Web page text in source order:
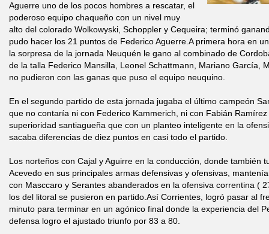
Aguerre uno de los pocos hombres a rescatar, el
poderoso equipo chaqueño con un nivel muy
alto del colorado Wolkowyski, Schoppler y Cequeira; terminó
pudo hacer los 21 puntos de Federico Aguerre.A primera hora en
la sorpresa de la jornada Neuquén le gano al combinado de
de la talla Federico Mansilla, Leonel Schattmann, Mariano García,
no pudieron con las ganas que puso el equipo neuquino.
En el segundo partido de esta jornada jugaba el último campeón
que no contaría ni con Federico Kammerich, ni con Fabián
superioridad santiagueña que con un planteo inteligente en la
sacaba diferencias de diez puntos en casi todo el partido.
Los norteños con Cajal y Aguirre en la conducción, donde también
Acevedo en sus principales armas defensivas y ofensivas,
con Masccaro y Serantes abanderados en la ofensiva correntina (
los del litoral se pusieron en partido.Así Corrientes, logró pasar al
minuto para terminar en un agónico final donde la experiencia del
defensa logro el ajustado triunfo por 83 a 80.